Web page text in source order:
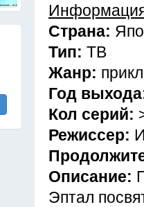
Страна:
Тип: ТВ
Жанр:
Год
Кол серий:
Режиссер:
Описание:
Эптал